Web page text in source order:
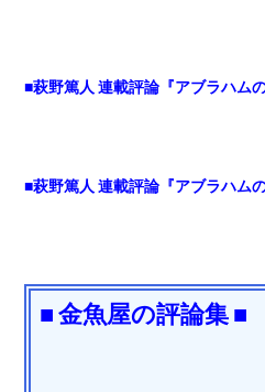
■萩野篤人 連載評論『アブラハム
■萩野篤人 連載評論『アブラハム
■ 金魚屋の評論集 ■